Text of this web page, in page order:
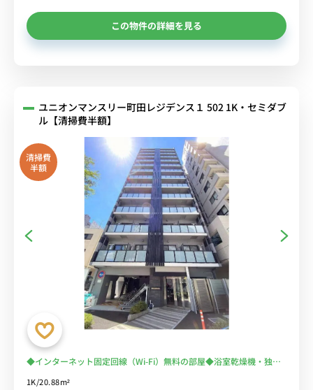
この物件の詳細を見る
ユニオンマンスリー町田レジデンス１ 502 1K・セミダブ
ル【清掃費半額】
清掃費
半額
◆インターネット固定回線（Wi-Fi）無料の部屋◆浴室乾燥機・独立
1K/20.88m²